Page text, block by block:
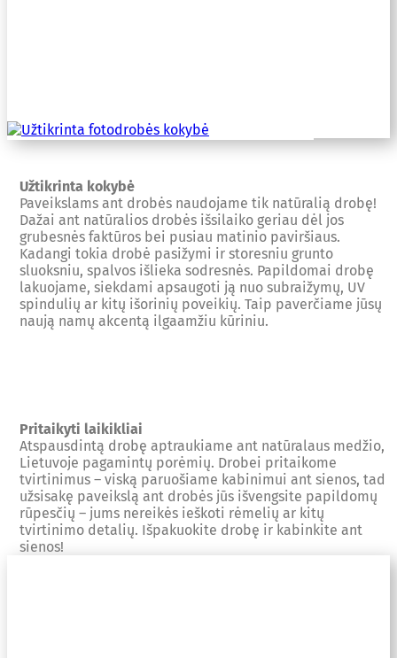
Užtikrinta kokybė
Paveikslams ant drobės naudojame tik natūralią drobę!
Dažai ant natūralios drobės išsilaiko geriau dėl jos
grubesnės faktūros bei pusiau matinio paviršiaus.
Kadangi tokia drobė pasižymi ir storesniu grunto
sluoksniu, spalvos išlieka sodresnės. Papildomai drobę
lakuojame, siekdami apsaugoti ją nuo subraižymų, UV
spindulių ar kitų išorinių poveikių. Taip paverčiame jūsų
naują namų akcentą ilgaamžiu kūriniu.
Pritaikyti laikikliai
Atspausdintą drobę aptraukiame ant natūralaus medžio,
Lietuvoje pagamintų porėmių. Drobei pritaikome
tvirtinimus – viską paruošiame kabinimui ant sienos, tad
užsisakę paveikslą ant drobės jūs išvengsite papildomų
rūpesčių – jums nereikės ieškoti rėmelių ar kitų
tvirtinimo detalių. Išpakuokite drobę ir kabinkite ant
sienos!